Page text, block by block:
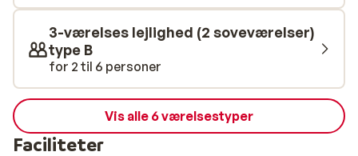
3-værelses lejlighed (2 soveværelser)
type B
for 2 til 6 personer
Vis alle 6 værelsestyper
Faciliteter